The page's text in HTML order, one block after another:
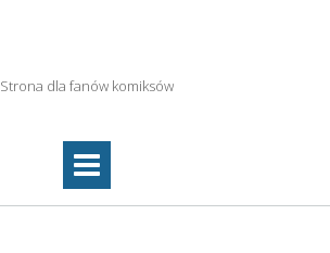
Strona dla fanów komiksów